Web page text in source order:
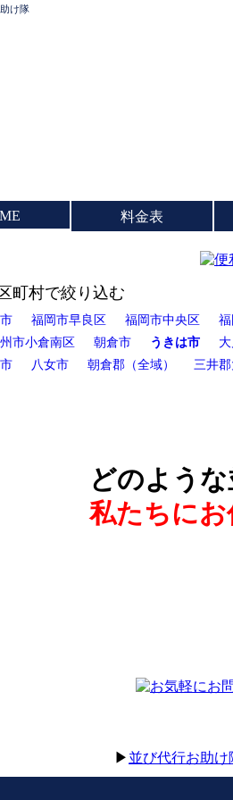
け隊
料金表
町村で絞り込む
福岡市早良区 福岡市中央区
市小倉南区
朝倉市 うきは市
八女市 朝倉郡（全域） 三井
どのよう
私たちにお
▶ 並び代行お助け